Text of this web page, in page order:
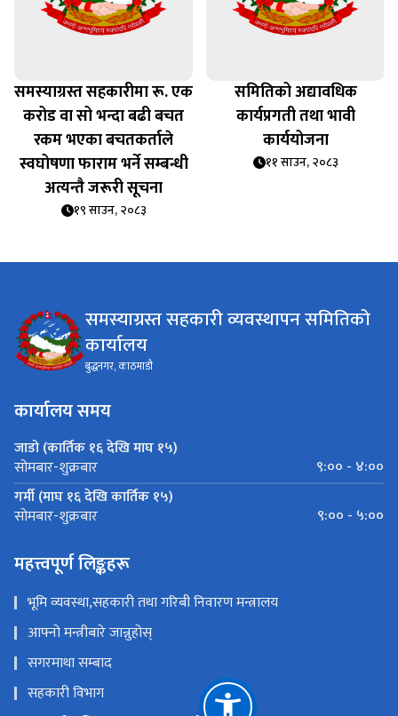
समस्याग्रस्त सहकारीमा रू. एक
करोड वा सो भन्दा बढी बचत
रकम भएका बचतकर्ताले
स्वघोषणा फाराम भर्ने सम्बन्धी
अत्यन्तै जरूरी सूचना
१९ साउन, २०८३
समितिको अद्यावधिक
कार्यप्रगती तथा भावी
कार्ययोजना
११ साउन, २०८३
समस्याग्रस्त सहकारी व्यवस्थापन समितिको
कार्यालय
बुद्धनगर, काठमाडौ
कार्यालय समय
जाडो (कार्तिक १६ देखि माघ १५)
सोमबार-शुक्रबार
९:०० - ४:००
गर्मी (माघ १६ देखि कार्तिक १५)
सोमबार-शुक्रबार ९:०० - ५:००
महत्त्वपूर्ण लिङ्कहरू
भूमि व्यवस्था,सहकारी तथा गरिबी निवारण मन्त्रालय
आफ्नो मन्त्रीबारे जान्नुहोस्
सगरमाथा सम्बाद
सहकारी विभाग